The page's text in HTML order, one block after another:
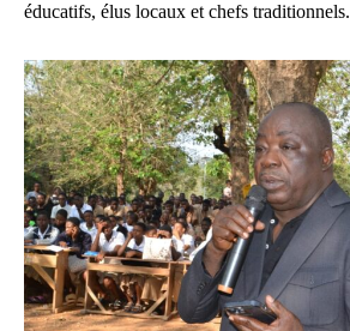
éducatifs, élus locaux et chefs traditionnels.